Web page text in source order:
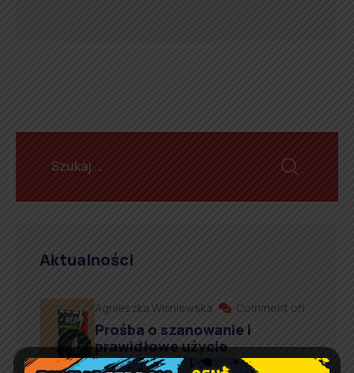
Aktualności
Agnieszka Wiśniewska Comment off
Prośba o szanowanie i
prawidłowe użycie
defibrylatorów AED